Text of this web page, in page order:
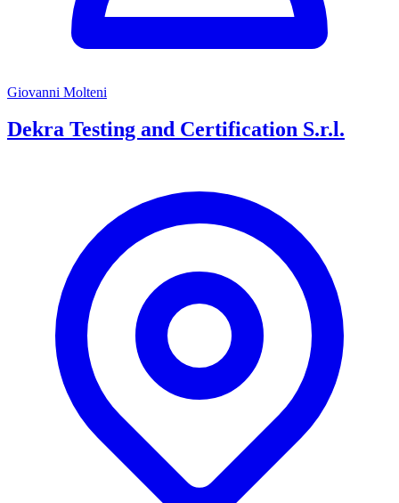
Giovanni Molteni
Dekra Testing and Certification S.r.l.